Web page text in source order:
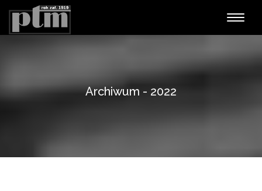
Archiwum - 2022